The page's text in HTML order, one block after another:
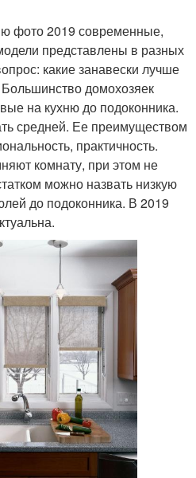
фото 2019 современные,
представлены в разных
какие занавески лучше
домохозяек
на кухню до подоконника.
средней. Ее преимуществом
практичность.
комнату, при этом не
можно назвать низкую
до подоконника. В 2019